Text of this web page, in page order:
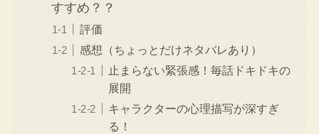
すすめ？？
評価
感想（ちょっとだけネタバレあり）
止まらない緊張感！毎話ドキドキの
展開
キャラクターの心理描写が深すぎ
る！